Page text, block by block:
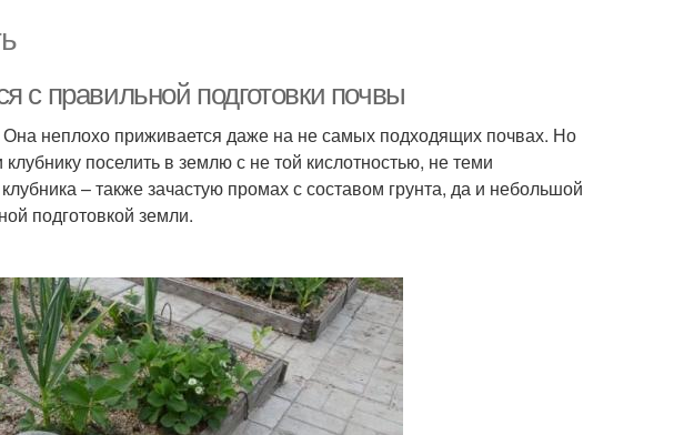
с правильной подготовки почвы
Она неплохо приживается даже на не самых подходящих почвах. Но
поселить в землю с не той кислотностью, не теми
– также зачастую промах с составом грунта, да и небольшой
подготовкой земли.